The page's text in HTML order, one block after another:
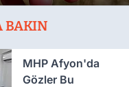
BAKIN
MHP Afyon'da
Gözler Bu